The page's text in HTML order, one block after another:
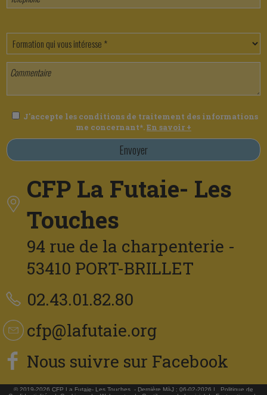
J'accepte les conditions de traitement des informations
me concernant*.En savoir +
Envoyer
CFP La Futaie- Les
Touches
94 rue de la charpenterie -
53410 PORT-BRILLET
02.43.01.82.80
cfp@lafutaie.org
Nous suivre sur Facebook
© 2019-2026 CFP La Futaie- Les Touches - Dernière MàJ : 06-02-2026 |
Politique de